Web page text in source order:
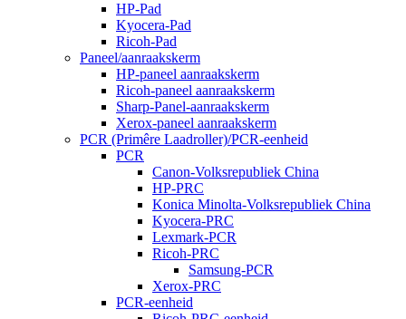
HP-Pad
Kyocera-Pad
Ricoh-Pad
Paneel/aanraakskerm
HP-paneel aanraakskerm
Ricoh-paneel aanraakskerm
Sharp-Panel-aanraakskerm
Xerox-paneel aanraakskerm
PCR (Primêre Laadroller)/PCR-eenheid
PCR
Canon-Volksrepubliek China
HP-PRC
Konica Minolta-Volksrepubliek China
Kyocera-PRC
Lexmark-PCR
Ricoh-PRC
Samsung-PCR
Xerox-PRC
PCR-eenheid